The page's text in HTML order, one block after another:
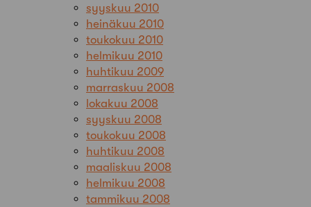
syyskuu 2010
heinäkuu 2010
toukokuu 2010
helmikuu 2010
huhtikuu 2009
marraskuu 2008
lokakuu 2008
syyskuu 2008
toukokuu 2008
huhtikuu 2008
maaliskuu 2008
helmikuu 2008
tammikuu 2008